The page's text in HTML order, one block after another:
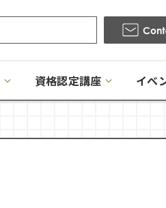
資格認定講座 イベ